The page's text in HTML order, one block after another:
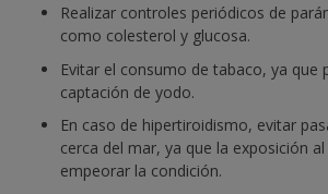
Realizar controles periódicos de
como colesterol y glucosa.
Evitar el consumo de tabaco, ya que
captación de yodo.
En caso de hipertiroidismo, evitar
cerca del mar, ya que la exposición
empeorar la condición.